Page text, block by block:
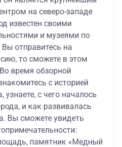
на северо-западе
известен своими
и музеями по
отправитесь на
то сможете в этом
время обзорной
с историей
узнаете, с чего началось
и как развивалась
Вы сможете увидеть
памятник «Медный